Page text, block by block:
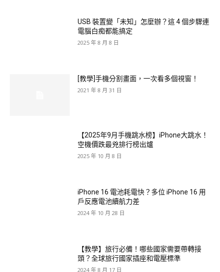
USB 裝置變「未知」怎麼辦？這 4 個步驟連
電腦白痴都能搞定
2025 年 8 月 8 日
[教學]手機分割畫面，一次看多個視窗！
2021 年 8 月 31 日
【2025年9月手機跳水榜】iPhone大跳水！
空機價跌最兇排行榜出爐
2025 年 10 月 8 日
iPhone 16 電池耗電快？多位 iPhone 16 用
戶反應電池續航力差
2024 年 10 月 28 日
【教學】旅行必備！哪些國家需要帶轉接
頭？全球旅行國家插座和電壓標準
2024 年 8 月 17 日